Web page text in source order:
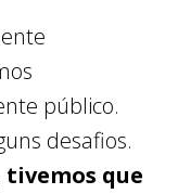
público.
desafios.
tivemos que